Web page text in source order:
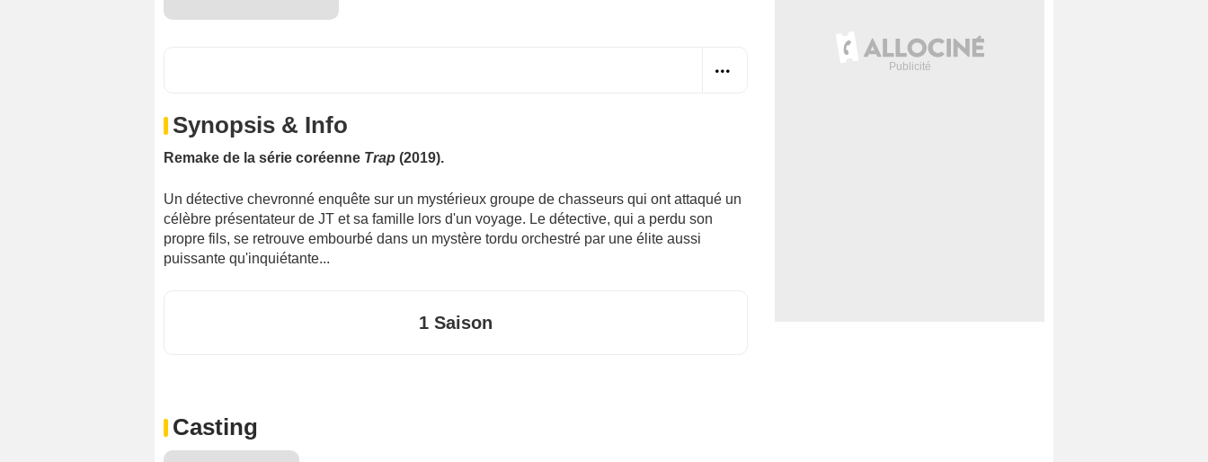
Synopsis & Info
Remake de la série coréenne Trap (2019).
Un détective chevronné enquête sur un mystérieux groupe de chasseurs qui ont attaqué un
célèbre présentateur de JT et sa famille lors d'un voyage. Le détective, qui a perdu son
propre fils, se retrouve embourbé dans un mystère tordu orchestré par une élite aussi
puissante qu'inquiétante...
1 Saison
Casting